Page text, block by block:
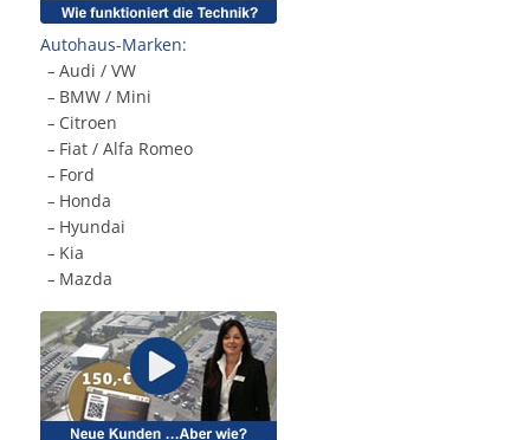
Autohaus-Marken:
– Audi / VW
– BMW / Mini
– Citroen
– Fiat / Alfa Romeo
– Ford
– Honda
– Hyundai
– Kia
– Mazda